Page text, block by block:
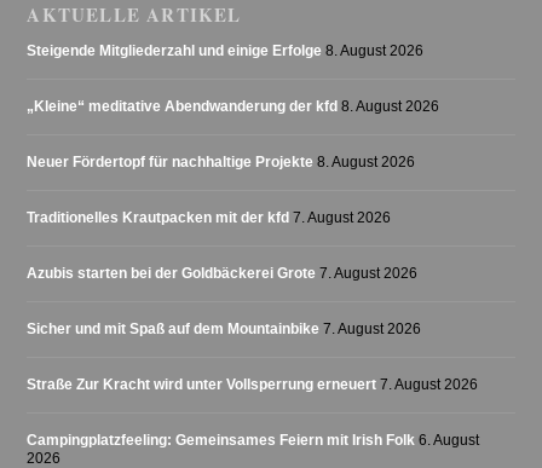
AKTUELLE ARTIKEL
Steigende Mitgliederzahl und einige Erfolge 8. August 2026
„Kleine“ meditative Abendwanderung der kfd 8. August 2026
Neuer Fördertopf für nachhaltige Projekte 8. August 2026
Traditionelles Krautpacken mit der kfd 7. August 2026
Azubis starten bei der Goldbäckerei Grote 7. August 2026
Sicher und mit Spaß auf dem Mountainbike 7. August 2026
Straße Zur Kracht wird unter Vollsperrung erneuert 7. August 2026
Campingplatzfeeling: Gemeinsames Feiern mit Irish Folk 6. August
2026